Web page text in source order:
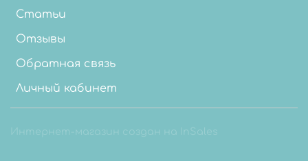
Статьи
Отзывы
Обратная связь
Личный кабинет
Интернет-магазин создан на InSales